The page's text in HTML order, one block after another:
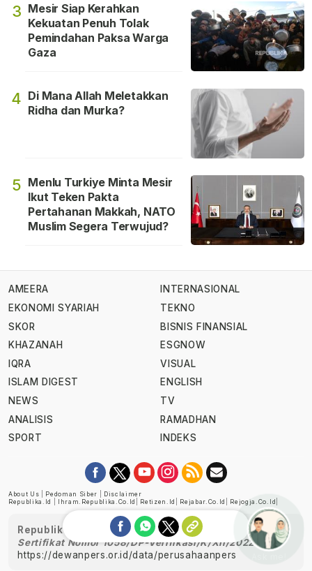
3 Mesir Siap Kerahkan
Kekuatan Penuh Tolak
Pemindahan Paksa Warga
Gaza
4 Di Mana Allah Meletakkan
Ridha dan Murka?
5 Menlu Turkiye Minta Mesir
Ikut Teken Pakta
Pertahanan Makkah, NATO
Muslim Segera Terwujud?
AMEERA
EKONOMI SYARIAH
SKOR
KHAZANAH
IQRA
ISLAM DIGEST
NEWS
ANALISIS
SPORT
INTERNASIONAL
TEKNO
BISNIS FINANSIAL
ESGNOW
VISUAL
ENGLISH
TV
RAMADHAN
INDEKS
About Us Pedoman Siber
Disclaimer
Republika.id
Ihram.republika.co.id Retizen.id Rejabar.co.id Rejogja.co.id
Republika telah diverifikasi oleh Dewan Pers
Sertifikat Nomor 1058/DP-Verifikasi/K/XII/2022
https://dewanpers.or.id/data/perusahaanpers